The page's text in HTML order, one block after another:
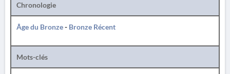
Chronologie
Âge du Bronze- Bronze Récent
Mots-clés